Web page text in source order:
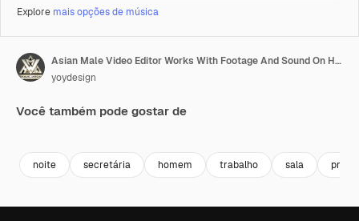
Explore mais opções de música
Asian Male Video Editor Works With Footage And Sound On His Personal Computer, He Works Late At Night
yoydesign
Você também pode gostar de
noite secretária homem trabalho sala